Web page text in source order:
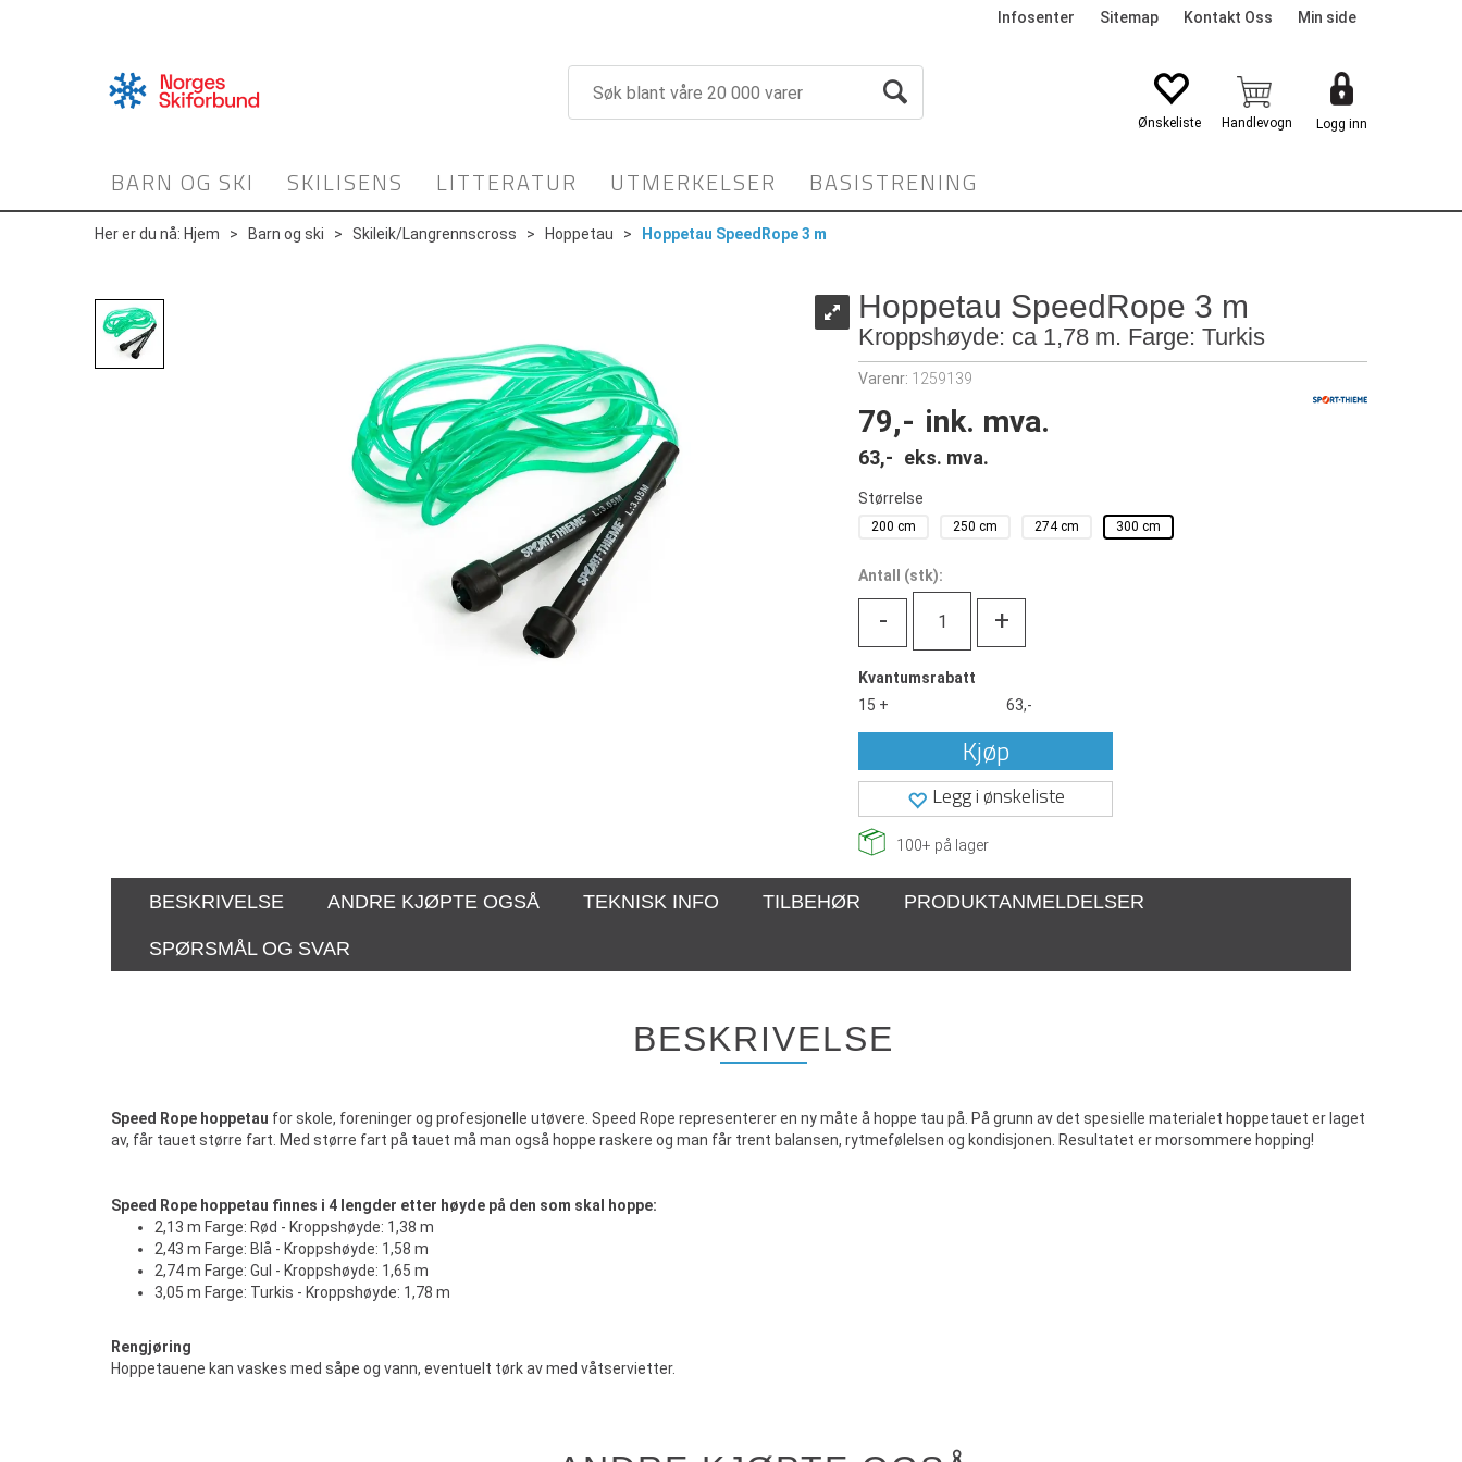
Infosenter Sitemap Kontakt Oss Min side
Logg inn
BARN OG SKI SKILISENS LITTERATUR UTMERKELSER BASISTRENING
Her er du nå: Hjem > Barn og ski > Skileik/Langrennscross > Hoppetau > Hoppetau SpeedRope 3 m
Hoppetau SpeedRope 3 m
Kroppshøyde: ca 1,78 m. Farge: Turkis
Varenr: 1259139
79,- ink. mva.
63,- eks. mva.
Størrelse
200 cm 250 cm 274 cm 300 cm
Antall (stk):
- +
Kvantumsrabatt
15 +
63,-
Kjøp
Legg i ønskeliste
100+ på lager
BESKRIVELSE ANDRE KJØPTE OGSÅ TEKNISK INFO TILBEHØR PRODUKTANMELDELSER
SPØRSMÅL OG SVAR
BESKRIVELSE
Speed Rope hoppetau for skole, foreninger og profesjonelle utøvere. Speed Rope representerer en ny måte å hoppe tau på. På grunn av det spesielle materialet hoppetauet er laget
av, får tauet større fart. Med større fart på tauet må man også hoppe raskere og man får trent balansen, rytmefølelsen og kondisjonen. Resultatet er morsommere hopping!
Speed Rope hoppetau finnes i 4 lengder etter høyde på den som skal hoppe:
2,13 m Farge: Rød - Kroppshøyde: 1,38 m
2,43 m Farge: Blå - Kroppshøyde: 1,58 m
2,74 m Farge: Gul - Kroppshøyde: 1,65 m
3,05 m Farge: Turkis - Kroppshøyde: 1,78 m
Rengjøring
Hoppetauene kan vaskes med såpe og vann, eventuelt tørk av med våtservietter.